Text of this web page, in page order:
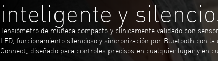
inteligente y
Tensiómetro de muñeca compacto y clínicamente validado con
LED, funcionamiento silencioso y sincronización por Bluetooth con la
Connect, diseñado para controles precisos en cualquier lugar y en